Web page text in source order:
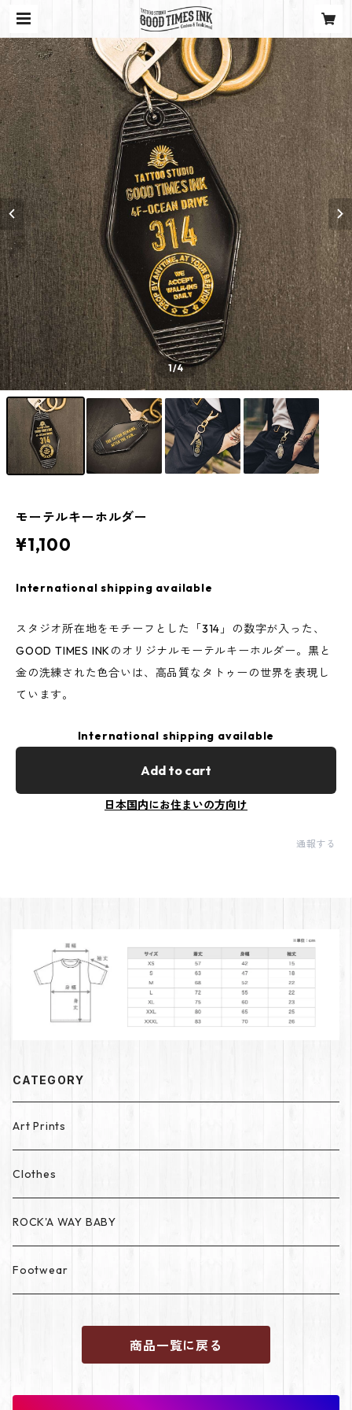
1/4
モーテルキーホルダー
¥1,100
International shipping available
スタジオ所在地をモチーフとした「314」の数字が入った、
GOOD TIMES INKのオリジナルモーテルキーホルダー。黒と
金の洗練された色合いは、高品質なタトゥーの世界を表現し
ています。
International shipping available
Add to cart
日本国内にお住まいの方向け
通報する
CATEGORY
Art Prints
Clothes
ROCK'A WAY BABY
Footwear
商品一覧に戻る